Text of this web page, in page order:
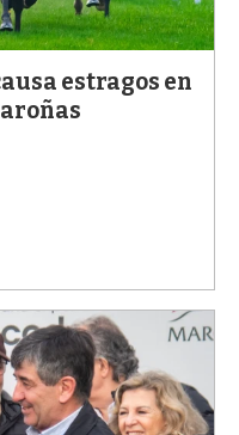
a
estragos en